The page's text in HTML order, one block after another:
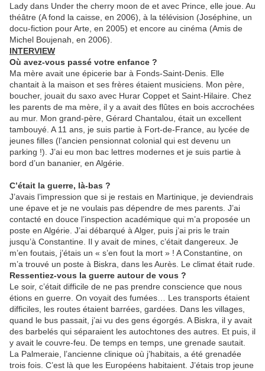
Lady dans Under the cherry moon de et avec Prince, elle joue. Au
théâtre (A fond la caisse, en 2006), à la télévision (Joséphine, un
docu-fiction pour Arte, en 2005) et encore au cinéma (Amis de
Michel Boujenah, en 2006).
INTERVIEW
Où avez-vous passé votre enfance ?
Ma mère avait une épicerie bar à Fonds-Saint-Denis. Elle
chantait à la maison et ses frères étaient musiciens. Mon père,
boucher, jouait du saxo avec Hurar Coppet et Saint-Hilaire. Chez
les parents de ma mère, il y a avait des flûtes en bois accrochées
au mur. Mon grand-père, Gérard Chantalou, était un excellent
tambouyé. A 11 ans, je suis partie à Fort-de-France, au lycée de
jeunes filles (l’ancien pensionnat colonial qui est devenu un
parking !). J’ai eu mon bac lettres modernes et je suis partie à
bord d’un bananier, en Algérie.
C’était la guerre, là-bas ?
J’avais l’impression que si je restais en Martinique, je deviendrais
une épave et je ne voulais pas dépendre de mes parents. J’ai
contacté en douce l’inspection académique qui m’a proposée un
poste en Algérie. J’ai débarqué à Alger, puis j’ai pris le train
jusqu’à Constantine. Il y avait de mines, c’était dangereux. Je
m’en foutais, j’étais un « s’en fout la mort » ! A Constantine, on
m’a trouvé un poste à Biskra, dans les Aurès. Le climat était rude.
Ressentiez-vous la guerre autour de vous ?
Le soir, c’était difficile de ne pas prendre conscience que nous
étions en guerre. On voyait des fumées… Les transports étaient
difficiles, les routes étaient barrées, gardées. Dans les villages,
quand le bus passait, j’ai vu des gens égorgés. A Biskra, il y avait
des barbelés qui séparaient les autochtones des autres. Et puis, il
y avait le couvre-feu. De temps en temps, une grenade sautait.
La Palmeraie, l’ancienne clinique où j’habitais, a été grenadée
trois fois. C’est là que les Européens habitaient. J’étais trop jeune